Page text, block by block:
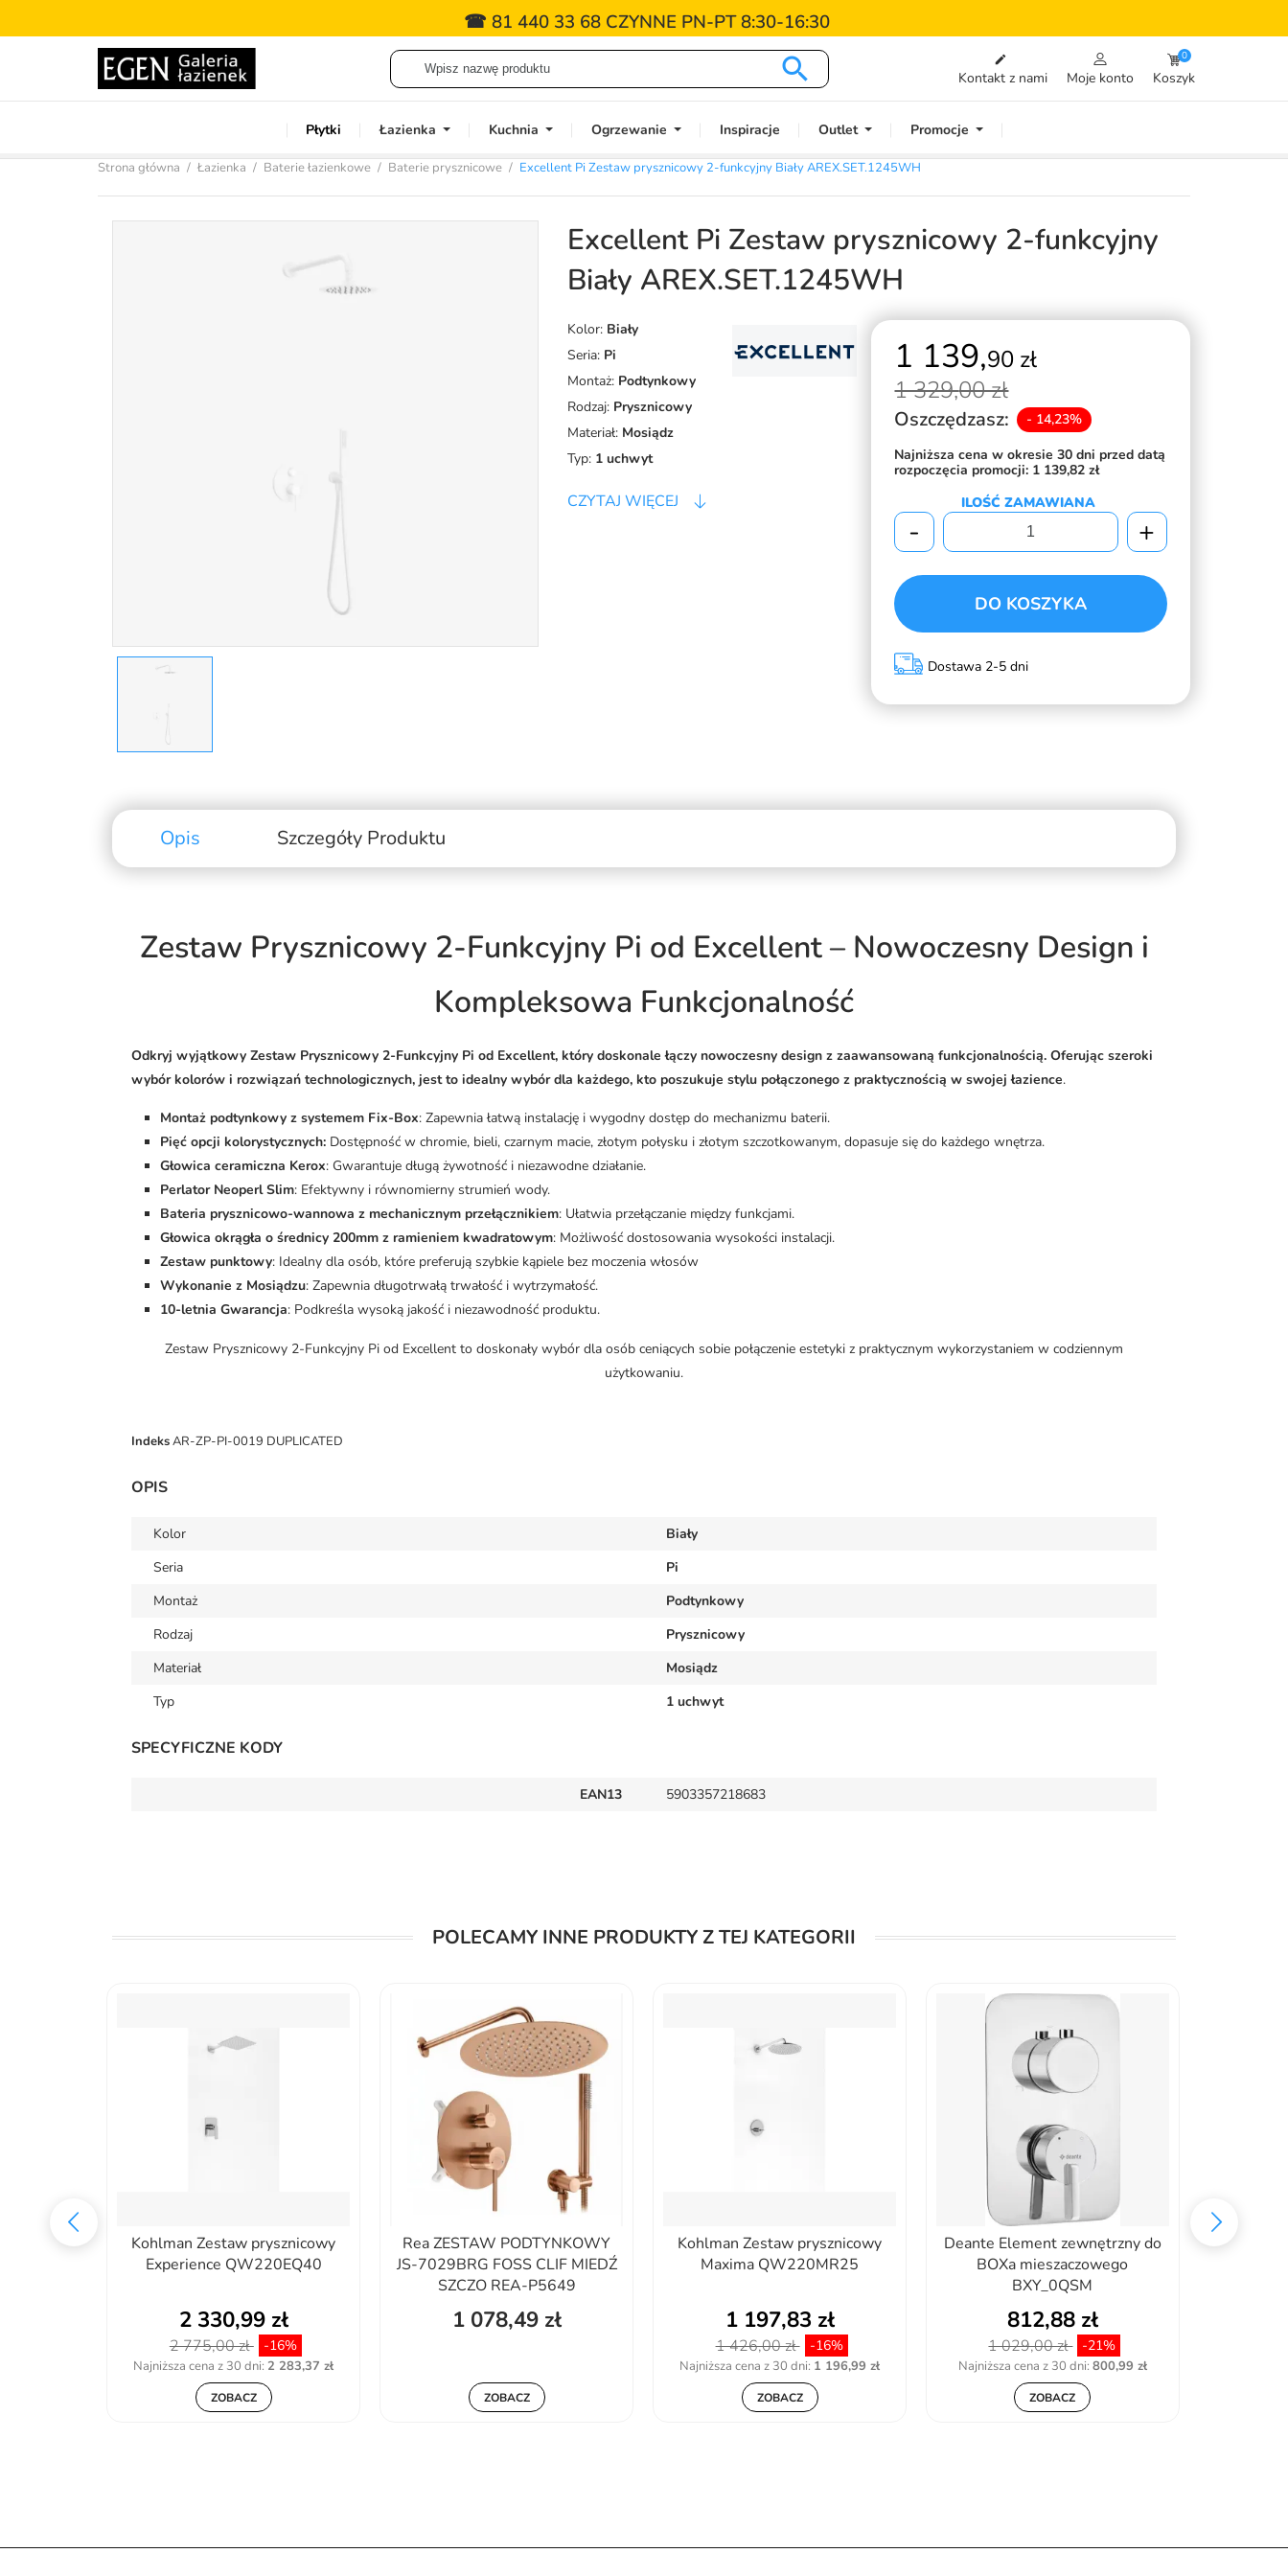
☎ 81 440 33 68 CZYNNE PN-PT 8:30-16:30
 
Kontakt z nami Moje konto Koszyk
0
Płytki Łazienka Kuchnia Ogrzewanie Inspiracje Outlet Promocje
Strona główna Łazienka Baterie łazienkowe Baterie prysznicowe Excellent Pi Zestaw prysznicowy 2-funkcyjny Biały AREX.SET.1245WH
Excellent Pi Zestaw prysznicowy 2-funkcyjny
Biały AREX.SET.1245WH
Kolor: Biały
Seria: Pi
Montaż: Podtynkowy
Rodzaj: Prysznicowy
Materiał: Mosiądz
Typ: 1 uchwyt
CZYTAJ WIĘCEJ
1 139,90 zł
1 329,00 zł
Oszczędzasz:
- 14,23%
Najniższa cena w okresie 30 dni przed datą
rozpoczęcia promocji: 1 139,82 zł
ILOŚĆ ZAMAWIANA
- +
DO KOSZYKA
Dostawa 2-5 dni
Opis Szczegóły Produktu
Zestaw Prysznicowy 2-Funkcyjny Pi od Excellent – Nowoczesny Design i
Kompleksowa Funkcjonalność
Odkryj wyjątkowy Zestaw Prysznicowy 2-Funkcyjny Pi od Excellent, który doskonale łączy nowoczesny design z zaawansowaną funkcjonalnością. Oferując szeroki
wybór kolorów i rozwiązań technologicznych, jest to idealny wybór dla każdego, kto poszukuje stylu połączonego z praktycznością w swojej łazience.
Montaż podtynkowy z systemem Fix-Box: Zapewnia łatwą instalację i wygodny dostęp do mechanizmu baterii.
Pięć opcji kolorystycznych: Dostępność w chromie, bieli, czarnym macie, złotym połysku i złotym szczotkowanym, dopasuje się do każdego wnętrza.
Głowica ceramiczna Kerox: Gwarantuje długą żywotność i niezawodne działanie.
Perlator Neoperl Slim: Efektywny i równomierny strumień wody.
Bateria prysznicowo-wannowa z mechanicznym przełącznikiem: Ułatwia przełączanie między funkcjami.
Głowica okrągła o średnicy 200mm z ramieniem kwadratowym: Możliwość dostosowania wysokości instalacji.
Zestaw punktowy: Idealny dla osób, które preferują szybkie kąpiele bez moczenia włosów
Wykonanie z Mosiądzu: Zapewnia długotrwałą trwałość i wytrzymałość.
10-letnia Gwarancja: Podkreśla wysoką jakość i niezawodność produktu.
Zestaw Prysznicowy 2-Funkcyjny Pi od Excellent to doskonały wybór dla osób ceniących sobie połączenie estetyki z praktycznym wykorzystaniem w codziennym
użytkowaniu.
IndeksAR-ZP-PI-0019 DUPLICATED
OPIS
Kolor
Biały
Seria
Pi
Montaż
Podtynkowy
Rodzaj
Prysznicowy
Materiał
Mosiądz
Typ
1 uchwyt
SPECYFICZNE KODY
EAN13 5903357218683
POLECAMY INNE PRODUKTY Z TEJ KATEGORII
Kohlman Zestaw prysznicowy
Experience QW220EQ40
2 330,99 zł
2 775,00 zł -16%
Najniższa cena z 30 dni: 2 283,37 zł
ZOBACZ
Rea ZESTAW PODTYNKOWY
JS-7029BRG FOSS CLIF MIEDŹ
SZCZO REA-P5649
1 078,49 zł
ZOBACZ
Kohlman Zestaw prysznicowy
Maxima QW220MR25
1 197,83 zł
1 426,00 zł -16%
Najniższa cena z 30 dni: 1 196,99 zł
ZOBACZ
Deante Element zewnętrzny do
BOXa mieszaczowego
BXY_0QSM
812,88 zł
1 029,00 zł -21%
Najniższa cena z 30 dni: 800,99 zł
ZOBACZ